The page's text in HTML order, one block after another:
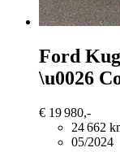
Ford
\u0026
€ 19 980,-
24 662
05/2024